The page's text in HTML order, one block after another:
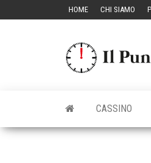
HOME CHI SIAMO
CASSINO